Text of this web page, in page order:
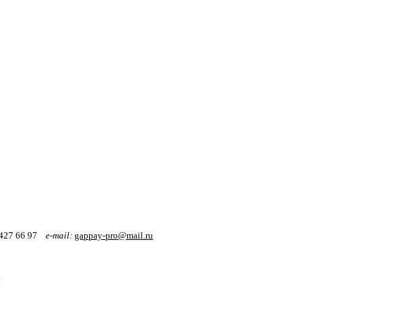
66 97 e-mail: gappay-pro@mail.ru